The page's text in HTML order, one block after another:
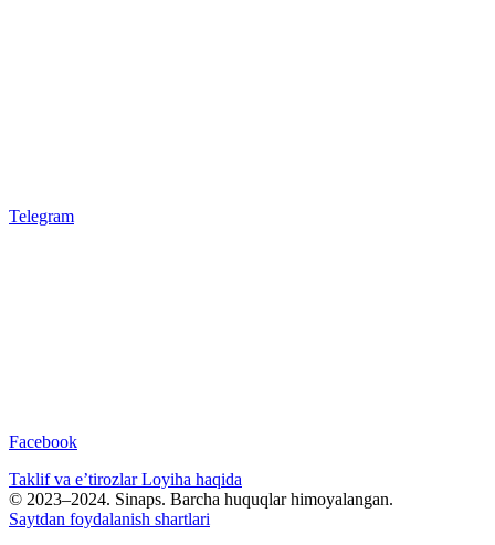
Telegram
Facebook
Taklif va e’tirozlarLoyiha haqida
© 2023–2024. Sinaps. Barcha huquqlar himoyalangan.
Saytdan foydalanish shartlari